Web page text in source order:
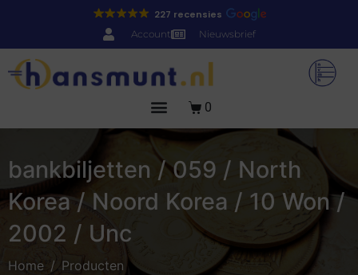
227 recensies
Account Nieuwsbrief
0
bankbiljetten / 059 / North
Korea / Noord Korea / 10 Won /
2002 / Unc
Home
Producten